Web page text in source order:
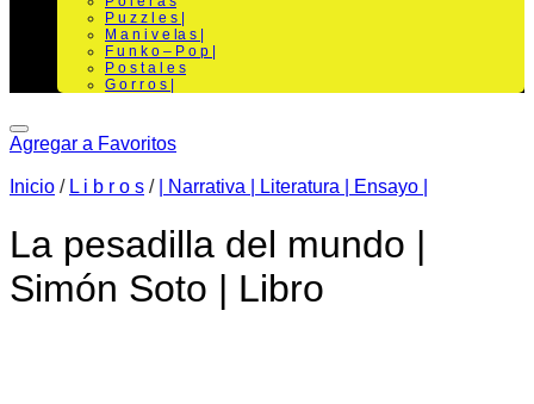
P u z z l e s |
M a n i v e la s |
F u n k o – P o p |
P o s t a l e s
G o r r o s |
Agregar a Favoritos
Inicio / L i b r o s / | Narrativa | Literatura | Ensayo |
La pesadilla del mundo |
Simón Soto | Libro